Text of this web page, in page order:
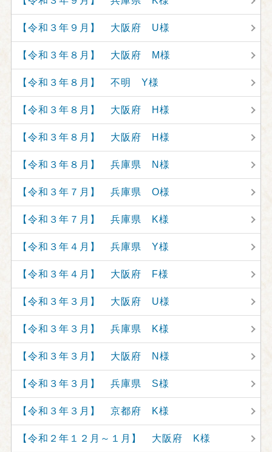
【令和３年９月】 大阪府 U様
【令和３年８月】 大阪府 M様
【令和３年８月】 不明 Y様
【令和３年８月】 大阪府 H様
【令和３年８月】 大阪府 H様
【令和３年８月】 兵庫県 N様
【令和３年７月】 兵庫県 O様
【令和３年７月】 兵庫県 K様
【令和３年４月】 兵庫県 Y様
【令和３年４月】 大阪府 F様
【令和３年３月】 大阪府 U様
【令和３年３月】 兵庫県 K様
【令和３年３月】 大阪府 N様
【令和３年３月】 兵庫県 S様
【令和３年３月】 京都府 K様
【令和２年１２月～１月】 大阪府 K様